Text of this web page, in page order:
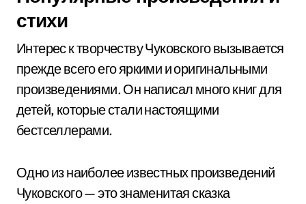
стихи
Интерес к творчеству Чуковского вызывается
прежде всего его яркими и оригинальными
произведениями. Он написал много книг для
детей, которые стали настоящими
бестселлерами.
Одно из наиболее известных произведений
Чуковского — это знаменитая сказка